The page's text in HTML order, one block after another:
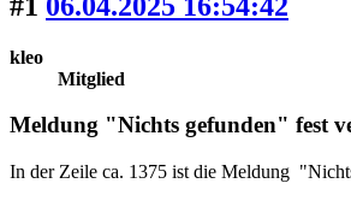
kleo
Mitglied
Meldung "Nichts gefunden" fest
In der Zeile ca. 1375 ist die Meldung